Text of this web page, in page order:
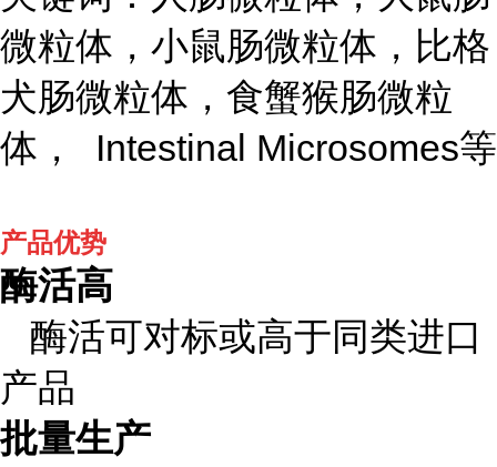
微粒体，小鼠肠微粒体，比格
犬肠微粒体，食蟹猴肠微粒
体， Intestinal Microsomes等
产品优势
酶活高
酶活可对标或高于同类进口
产品
批量生产